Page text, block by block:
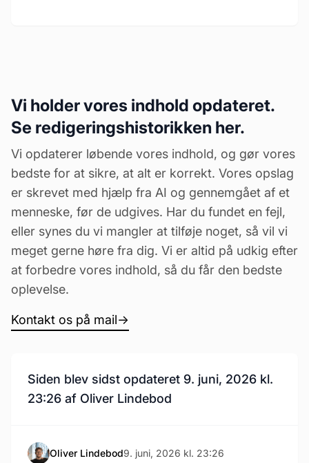
Vi holder vores indhold opdateret.
Se redigeringshistorikken her.
Vi opdaterer løbende vores indhold, og gør vores
bedste for at sikre, at alt er korrekt. Vores opslag
er skrevet med hjælp fra AI og gennemgået af et
menneske, før de udgives. Har du fundet en fejl,
eller synes du vi mangler at tilføje noget, så vil vi
meget gerne høre fra dig. Vi er altid på udkig efter
at forbedre vores indhold, så du får den bedste
oplevelse.
Kontakt os på mail→
Siden blev sidst opdateret 9. juni, 2026 kl.
23:26 af Oliver Lindebod
Oliver Lindebod9. juni, 2026 kl. 23:26